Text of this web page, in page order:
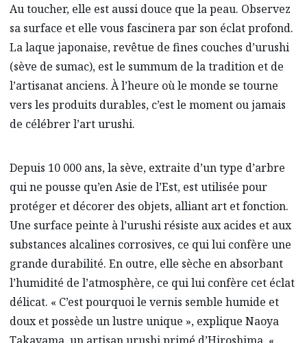
Au toucher, elle est aussi douce que la peau. Observez
sa surface et elle vous fascinera par son éclat profond.
La laque japonaise, revêtue de fines couches d’urushi
(sève de sumac), est le summum de la tradition et de
l’artisanat anciens. À l’heure où le monde se tourne
vers les produits durables, c’est le moment ou jamais
de célébrer l’art urushi.
Depuis 10 000 ans, la sève, extraite d’un type d’arbre
qui ne pousse qu’en Asie de l’Est, est utilisée pour
protéger et décorer des objets, alliant art et fonction.
Une surface peinte à l’urushi résiste aux acides et aux
substances alcalines corrosives, ce qui lui confère une
grande durabilité. En outre, elle sèche en absorbant
l’humidité de l’atmosphère, ce qui lui confère cet éclat
délicat. « C’est pourquoi le vernis semble humide et
doux et possède un lustre unique », explique Naoya